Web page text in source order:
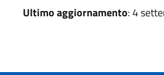
Ultimo aggiornamento: 4